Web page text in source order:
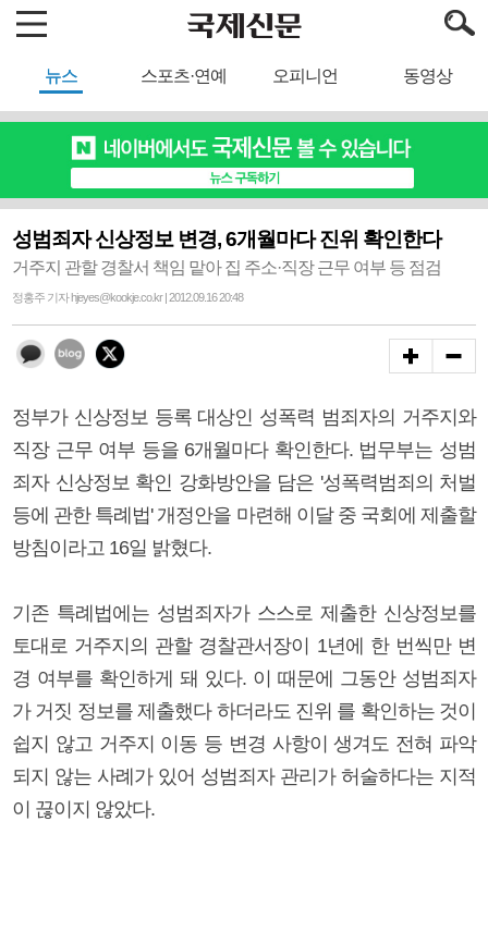
뉴스 스포츠·연예 오피니언 동영상
성범죄자 신상정보 변경, 6개월마다 진위 확인한다
거주지 관할 경찰서 책임 맡아 집 주소·직장 근무 여부 등 점검
정홍주 기자 hjeyes@kookje.co.kr | 2012.09.16 20:48
정부가 신상정보 등록 대상인 성폭력 범죄자의 거주지와
직장 근무 여부 등을 6개월마다 확인한다. 법무부는 성범
죄자 신상정보 확인 강화방안을 담은 '성폭력범죄의 처벌
등에 관한 특례법' 개정안을 마련해 이달 중 국회에 제출할
방침이라고 16일 밝혔다.
기존 특례법에는 성범죄자가 스스로 제출한 신상정보를
토대로 거주지의 관할 경찰관서장이 1년에 한 번씩만 변
경 여부를 확인하게 돼 있다. 이 때문에 그동안 성범죄자
가 거짓 정보를 제출했다 하더라도 진위 를 확인하는 것이
쉽지 않고 거주지 이동 등 변경 사항이 생겨도 전혀 파악
되지 않는 사례가 있어 성범죄자 관리가 허술하다는 지적
이 끊이지 않았다.